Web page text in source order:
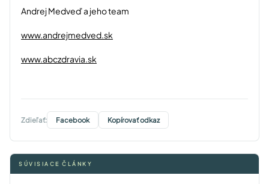
Andrej Medveď a jeho team
www.andrejmedved.sk
www.abczdravia.sk
Zdieľať: Facebook Kopírovať odkaz
SÚVISIACE ČLÁNKY